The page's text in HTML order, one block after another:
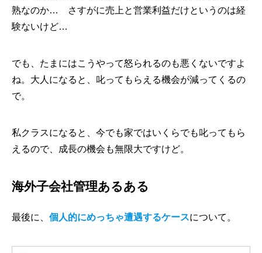
熟なのか… さすがに売上と営業利益だけというのは経
験ないけど…
でも、たまにはこうやって怒られるのも悪くないですよ
ね。大人になると、叱ってもらえる機会が減ってくるの
で。
私クラスになると、今でも家ではいくらでも叱ってもら
えるので、成長の機会も無限大ですけど。
海外子会社管理あるある
最後に、 個人的にめっちゃ遭遇するケースについて。